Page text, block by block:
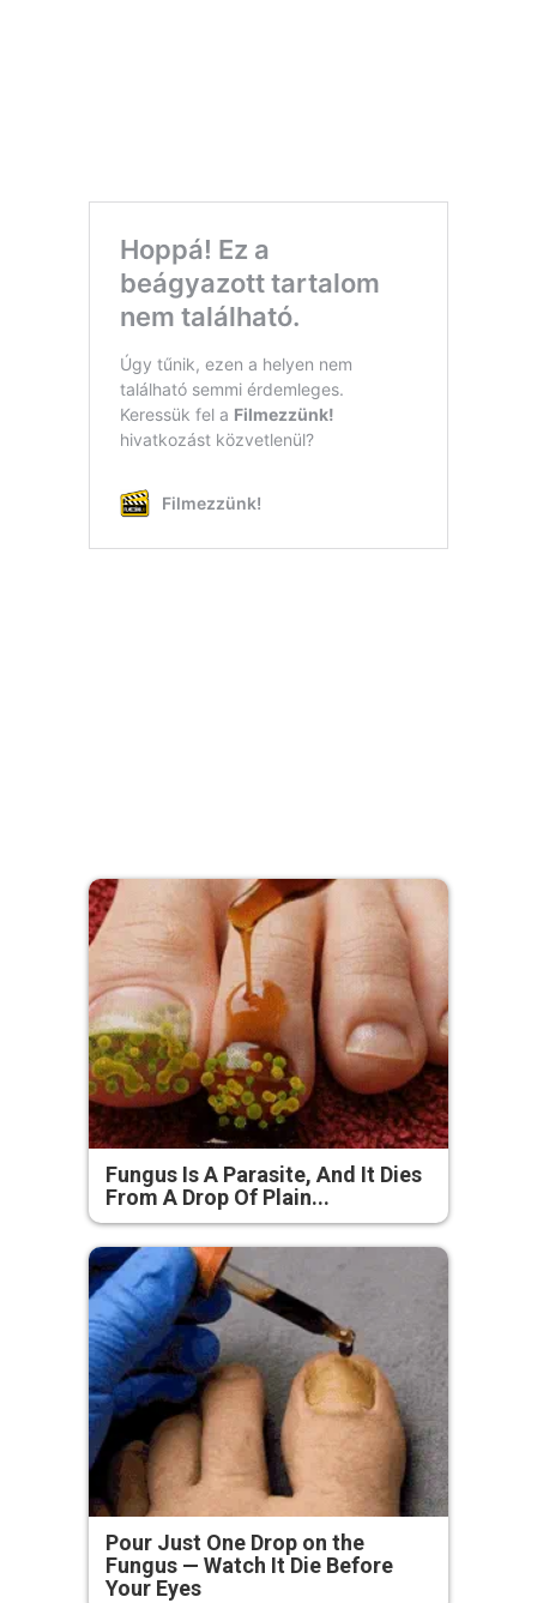
Fungus Is A Parasite, And It Dies
From A Drop Of Plain...
Pour Just One Drop on the
Fungus — Watch It Die Before
Your Eyes